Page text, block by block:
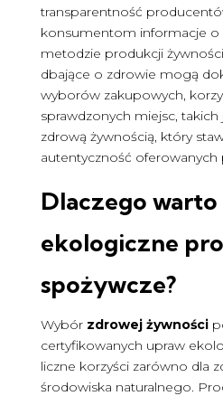
transparentność
konsumentom informacje o
metodzie produkcji
dbające o zdrowie mogą
wyborów zakupowych,
sprawdzonych miejsc, takich
zdrową żywnością, który
autentyczność
Dlaczego
ekologiczne
spożywcze?
Wybór zdrowej żywności
certyfikowanych upraw
liczne korzyści zarówno dla
środowiska naturalnego.